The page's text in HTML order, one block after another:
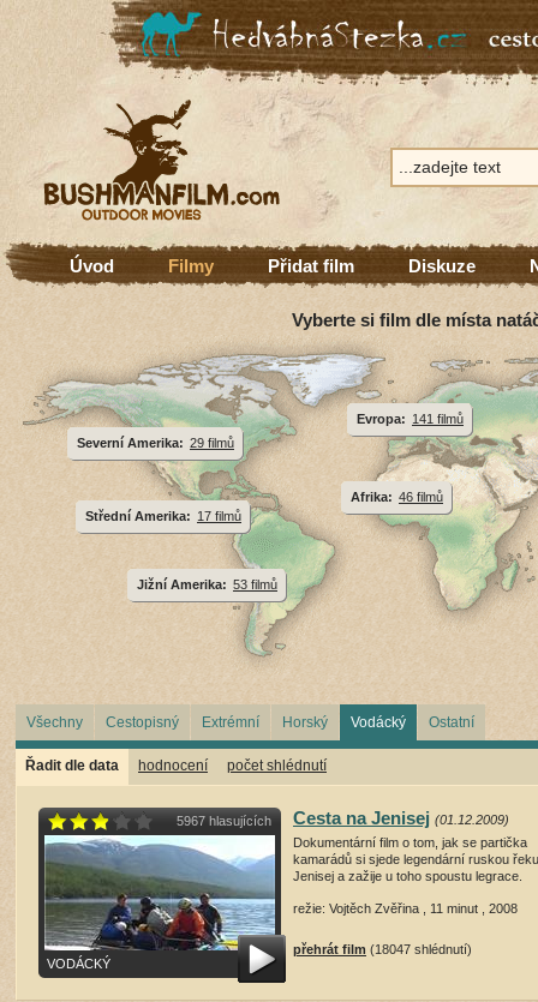
Úvod Filmy Přidat film Diskuze
Vyberte si film dle místa
Afrika: 46 filmů
Evropa: 141 filmů
Jižní Amerika: 53 filmů
Severní Amerika: 29 filmů
Střední Amerika: 17 filmů
Všechny Cestopisný Extrémní Horský Vodácký Ostatní
Řadit dle data hodnocení počet shlédnutí
5967 hlasujících
VODÁCKÝ
Cesta na Jenisej (01.12.2009)
Dokumentární film o tom, jak se partička
kamarádů si sjede legendární ruskou řeku
Jenisej a zažije u toho spoustu legrace.
režie: Vojtěch Zvěřina , 11 minut , 2008
přehrát film (18047 shlédnutí)